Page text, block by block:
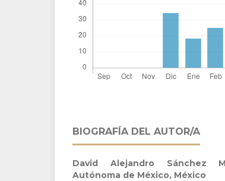
BIOGRAFÍA DEL AUTOR/A
David Alejandro Sánchez
Autónoma de México, México